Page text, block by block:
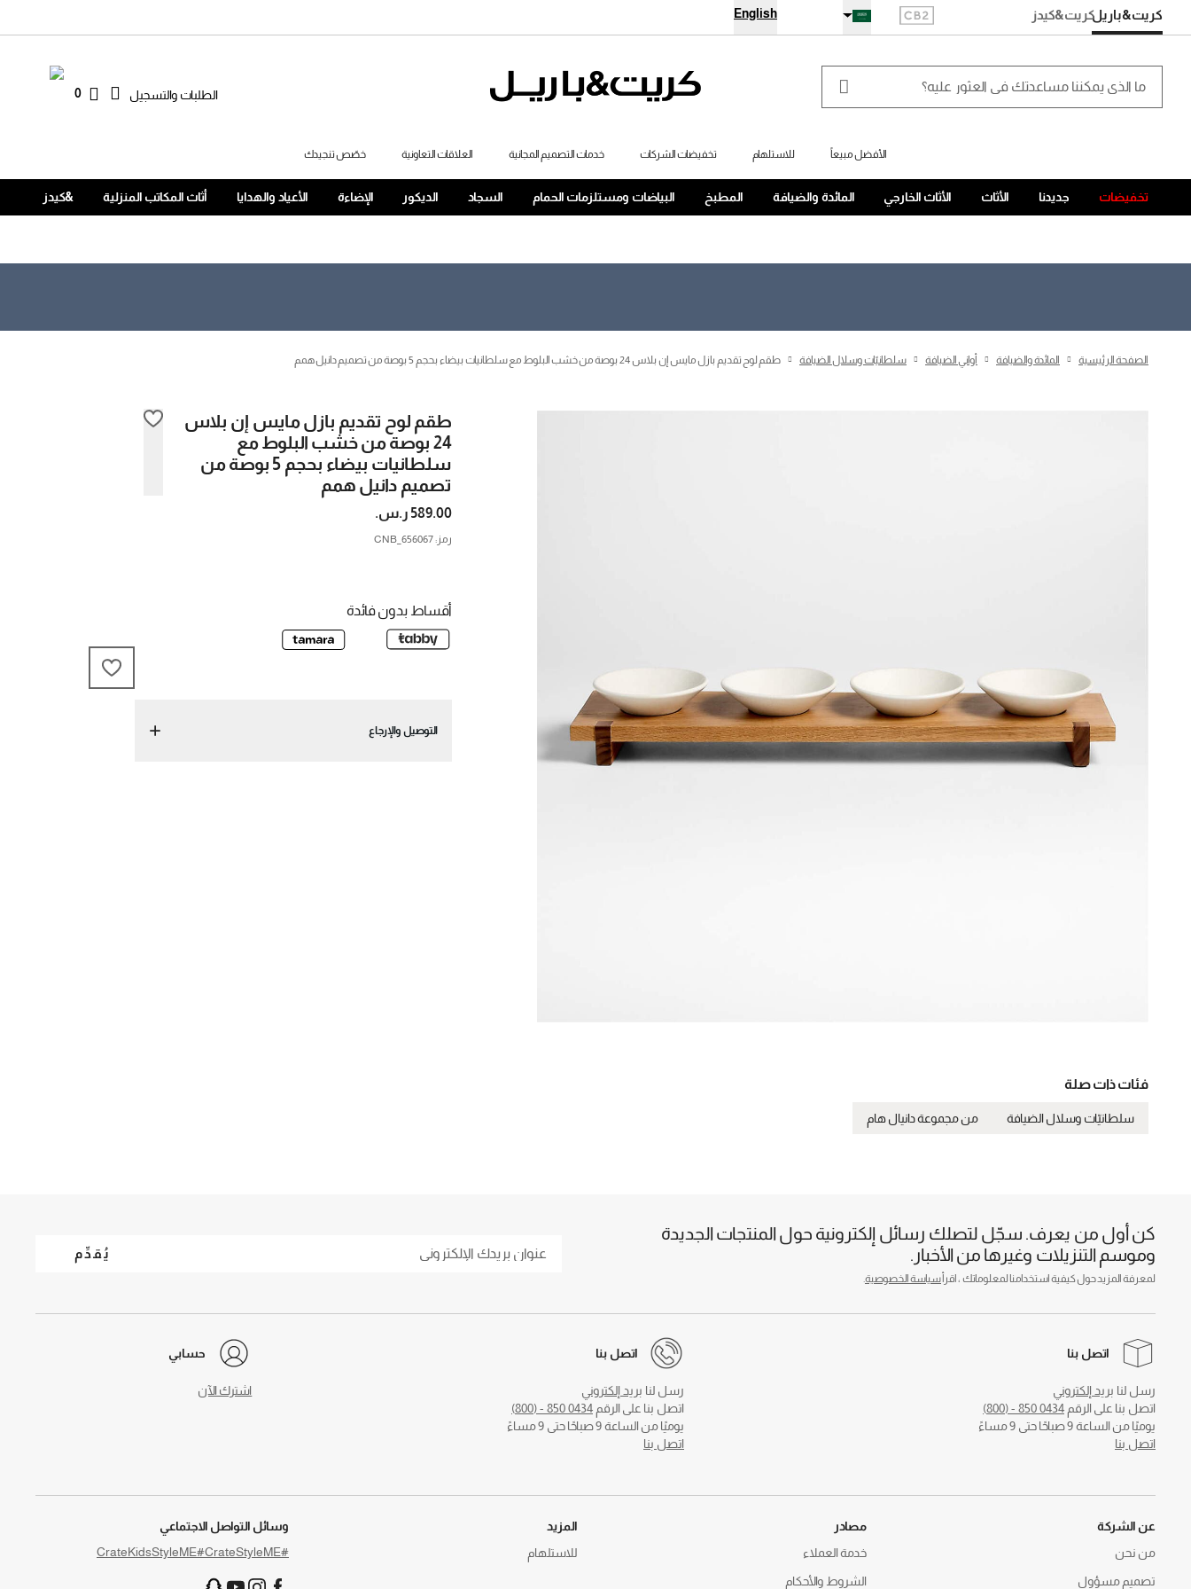
English
الطلبات والتسجيل 0
الأفضل مبيعاً للاستلهام تخفيضات الشركات خدمات التصميم المجانية العلاقات التعاونية خصّص تنجيدك
كريت&باريلكريت&كيدز
تخفيضات جديدنا الأثاث الأثاث الخارجي المائدة والضيافة المطبخ البياضات ومستلزمات الحمام السجاد الديكور الإضاءة الأعياد والهدايا أثاث المكاتب المنزلية &كيدز
الصفحة الرئيسية المائدة والضيافة أواني الضيافة سلطانيّات وسلال الضيافة طقم لوح تقديم بازل مايس إن بلاس 24 بوصة من خشب البلوط مع سلطانيات بيضاء بحجم 5 بوصة من تصميم دانيل همم
طقم لوح تقديم بازل مايس إن بلاس
24 بوصة من خشب البلوط مع
سلطانيات بيضاء بحجم 5 بوصة من
تصميم دانيل همم
589.00 ر.س.
رمز:
656067_CNB
أقساط بدون فائدة
التوصيل والإرجاع
فئات ذات صلة
سلطانيّات وسلال الضيافة من مجموعة دانيال هام
كن أول من يعرف. سجّل لتصلك رسائل إلكترونية حول المنتجات الجديدة
وموسم التنزيلات وغيرها من الأخبار.
لمعرفة المزيد حول كيفية استخدامنا لمعلوماتك ، اقرأسياسة الخصوصية.
يُقدِّم
اتصل بنا
رسل لنا بريد إلكتروني
اتصل بنا على الرقم 0434 850 - (800)
يوميًا من الساعة 9 صباحًا حتى 9 مساءً
اتصل بنا
اتصل بنا
رسل لنا بريد إلكتروني
اتصل بنا على الرقم 0434 850 - (800)
يوميًا من الساعة 9 صباحًا حتى 9 مساءً
اتصل بنا
حسابي
اشترك الآن
عن الشركة
من نحن
تصميم مسؤول
مصادر
خدمة العملاء
الشروط والأحكام
المزيد
للاستلهام
وسائل التواصل الاجتماعي
#CrateStyleME
#CrateKidsStyleME